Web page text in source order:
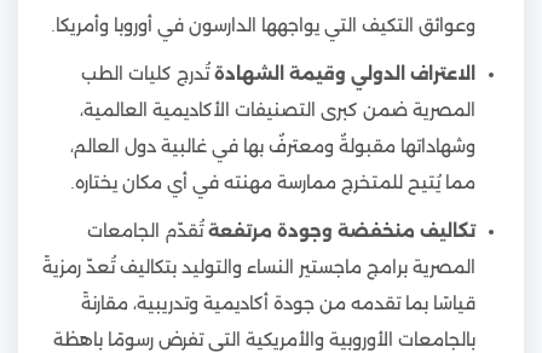
وعوائق التكيف التي يواجهها الدارسون في أوروبا وأمريكا.
الاعتراف الدولي وقيمة الشهادةتُدرج كليات الطب
المصرية ضمن كبرى التصنيفات الأكاديمية العالمية،
وشهاداتها مقبولةٌ ومعترفٌ بها في غالبية دول العالم،
مما يُتيح للمتخرج ممارسة مهنته في أي مكان يختاره.
تكاليف منخفضة وجودة مرتفعةتُقدّم الجامعات
المصرية برامج ماجستير النساء والتوليد بتكاليف تُعدّ رمزيةً
قياسًا بما تقدمه من جودة أكاديمية وتدريبية، مقارنةً
بالجامعات الأوروبية والأمريكية التي تفرض رسومًا باهظة